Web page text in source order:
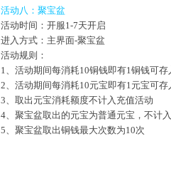
活动八：聚宝盆
活动时间：开服1-7天开启
进入方式：主界面-聚宝盆
活动规则：
1、活动期间每消耗10铜钱即有1铜钱可
2、活动期间每消耗10元宝即有1元宝可
3、取出元宝消耗额度不计入充值活动
4、聚宝盆取出的元宝为普通元宝，不计
5、聚宝盆取出铜钱最大次数为10次